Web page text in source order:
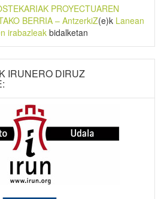
PROYECTUAREN
BERRIA – AntzerkiZ(e)k Lanean
irabazleak bidalketan
IRUNERO DIRUZ